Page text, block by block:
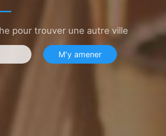
pour trouver une autre ville
M'y amener